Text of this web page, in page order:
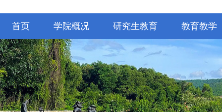
首页 学院概况 研究生教育 教育教学